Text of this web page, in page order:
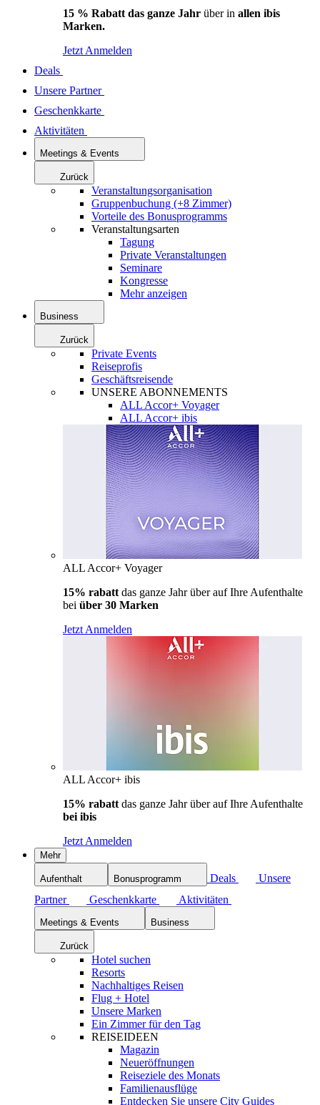
15 % Rabatt das ganze Jahr über in allen ibis
Marken.
Jetzt Anmelden
Deals
Unsere Partner
Geschenkkarte
Aktivitäten
Meetings & Events
Zurück
Veranstaltungsorganisation
Gruppenbuchung (+8 Zimmer)
Vorteile des Bonusprogramms
Veranstaltungsarten
Tagung
Private Veranstaltungen
Seminare
Kongresse
Mehr anzeigen
Business
Zurück
Private Events
Reiseprofis
Geschäftsreisende
UNSERE ABONNEMENTS
ALL Accor+ Voyager
ALL Accor+ ibis
ALL Accor+ Voyager
15% rabatt das ganze Jahr über auf Ihre Aufenthalte
bei über 30 Marken
Jetzt Anmelden
ALL Accor+ ibis
15% rabatt das ganze Jahr über auf Ihre Aufenthalte
bei ibis
Jetzt Anmelden
Mehr
Aufenthalt Bonusprogramm Deals
Unsere
Partner
Geschenkkarte Aktivitäten
Meetings & Events Business
Zurück
Hotel suchen
Resorts
Nachhaltiges Reisen
Flug + Hotel
Unsere Marken
Ein Zimmer für den Tag
REISEIDEEN
Magazin
Neueröffnungen
Reiseziele des Monats
Familienausflüge
Entdecken Sie unsere City Guides